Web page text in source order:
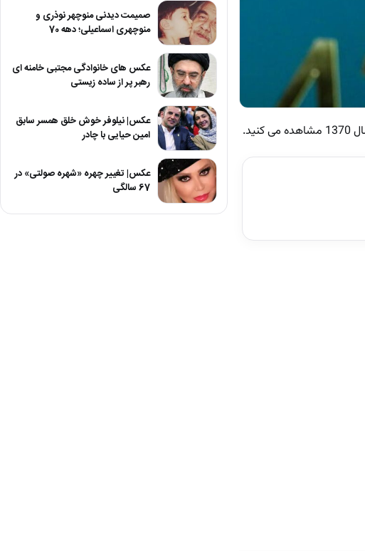
صمیمت دیدنی منوچهر نوذری و
منوچهری اسماعیلی؛ دهه 70
عکس های خانوادگی مجتبی خامنه ای
رهبر پر از ساده زیستی
عکس| نیلوفر خوش خلق همسر سابق
امین حیایی با چادر
عکس| تغییر چهره «شهره صولتی» در
67 سالگی